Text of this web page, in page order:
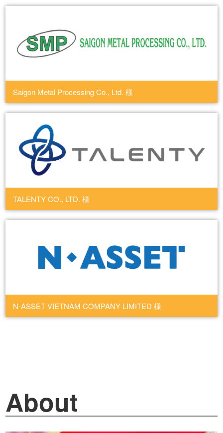
Saigon Metal Processing Co., Ltd. 様
TALENTY CO., LTD. 様
N-ASSET VIETNAM COMPANY LIMITED 様
About